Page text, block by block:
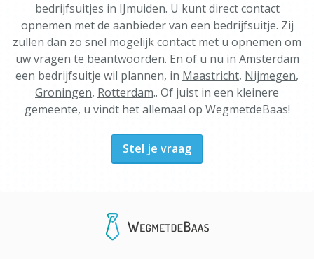
bedrijfsuitjes in IJmuiden. U kunt direct contact
opnemen met de aanbieder van een bedrijfsuitje. Zij
zullen dan zo snel mogelijk contact met u opnemen om
uw vragen te beantwoorden. En of u nu in Amsterdam
een bedrijfsuitje wil plannen, in Maastricht, Nijmegen,
Groningen, Rotterdam.. Of juist in een kleinere
gemeente, u vindt het allemaal op WegmetdeBaas!
Stel je vraag